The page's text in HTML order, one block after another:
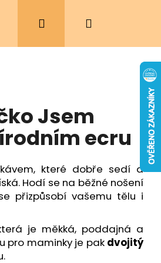
Ergonomická nosítka
PřihlášeníNákupní
Jsem
ecru
které dobře sedí a
Hodí se na běžné nošení
přizpůsobí vašemu tělu i
je měkká, poddajná a
pro maminky je pak dvojitý